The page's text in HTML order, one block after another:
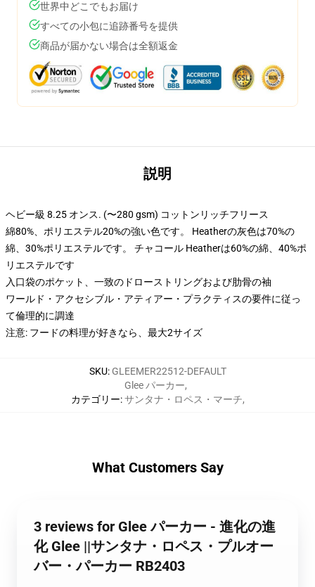
世界中どこでもお届け
すべての小包に追跡番号を提供
商品が届かない場合は全額返金
説明
ヘビー級 8.25 オンス. (〜280 gsm) コットンリッチフリース
綿80%、ポリエステル20%の強い色です。 Heatherの灰色は70%の
綿、30%ポリエステルです。 チャコール Heatherは60%の綿、40%ポ
リエステルです
入口袋のポケット、一致のドローストリングおよび肋骨の袖
ワールド・アクセシブル・アティアー・プラクティスの要件に従っ
て倫理的に調達
注意: フードの料理が好きなら、最大2サイズ
SKU: GLEEMER22512-DEFAULT
カテゴリー:
Glee パーカー,
サンタナ・ロペス・マーチ,
What Customers Say
3 reviews for Glee パーカー - 進化の進
化 Glee ||サンタナ・ロペス・プルオー
バー・パーカー RB2403